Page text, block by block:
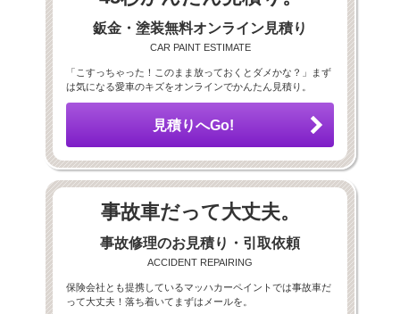
鈑金・塗装無料オンライン見積り
CAR PAINT ESTIMATE
「こすっちゃった！このまま放っておくとダメかな？」まず
は気になる愛車のキズをオンラインでかんたん見積り。
見積りへGo!
事故車だって大丈夫。
事故修理のお見積り・引取依頼
ACCIDENT REPAIRING
保険会社とも提携しているマッハカーペイントでは事故車だ
って大丈夫！落ち着いてまずはメールを。